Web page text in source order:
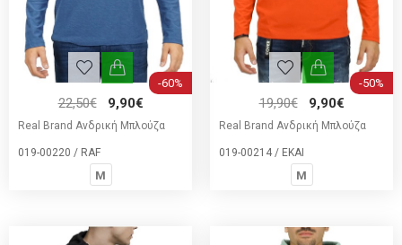
-60%
22,50€ 9,90€
Real Brand Ανδρική Μπλούζα
019-00220 / RAF
M
-50%
19,90€ 9,90€
Real Brand Ανδρική Μπλούζα
019-00214 / EKAI
M